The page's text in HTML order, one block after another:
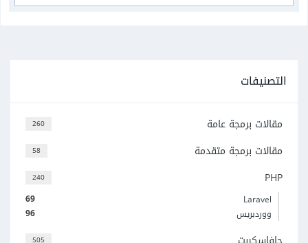
التصنيفات
260 مقالات برمجة عامة
58 مقالات برمجة متقدمة
240 PHP
69
Laravel
96
ووردبريس
505